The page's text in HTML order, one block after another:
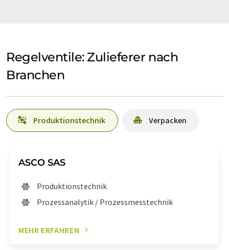
Regelventile: Zulieferer nach
Branchen
Produktionstechnik Verpacken
ASCO SAS
Produktionstechnik
Prozessanalytik / Prozessmesstechnik
MEHR ERFAHREN